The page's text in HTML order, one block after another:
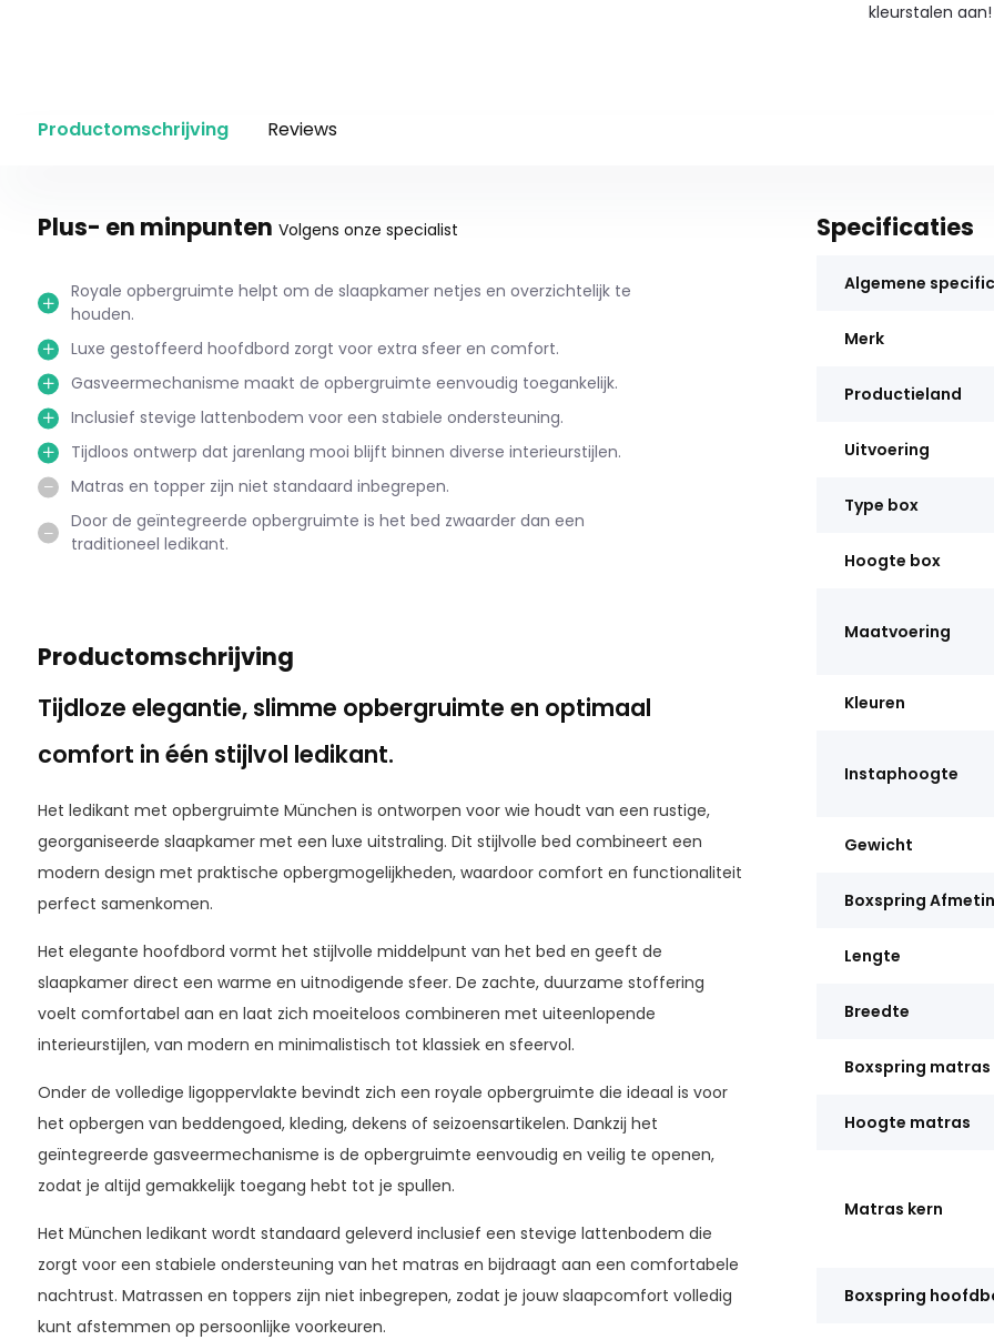
kleurstalen aan!
Productomschrijving Reviews
Plus- en minpunten Volgens onze specialist
Royale opbergruimte helpt om de slaapkamer netjes en overzichtelijk te
houden.
Luxe gestoffeerd hoofdbord zorgt voor extra sfeer en comfort.
Gasveermechanisme maakt de opbergruimte eenvoudig toegankelijk.
Inclusief stevige lattenbodem voor een stabiele ondersteuning.
Tijdloos ontwerp dat jarenlang mooi blijft binnen diverse interieurstijlen.
Matras en topper zijn niet standaard inbegrepen.
Door de geïntegreerde opbergruimte is het bed zwaarder dan een
traditioneel ledikant.
Productomschrijving
Tijdloze elegantie, slimme opbergruimte en optimaal
comfort in één stijlvol ledikant.
Het ledikant met opbergruimte München is ontworpen voor wie houdt van een rustige,
georganiseerde slaapkamer met een luxe uitstraling. Dit stijlvolle bed combineert een
modern design met praktische opbergmogelijkheden, waardoor comfort en functionaliteit
perfect samenkomen.
Het elegante hoofdbord vormt het stijlvolle middelpunt van het bed en geeft de
slaapkamer direct een warme en uitnodigende sfeer. De zachte, duurzame stoffering
voelt comfortabel aan en laat zich moeiteloos combineren met uiteenlopende
interieurstijlen, van modern en minimalistisch tot klassiek en sfeervol.
Onder de volledige ligoppervlakte bevindt zich een royale opbergruimte die ideaal is voor
het opbergen van beddengoed, kleding, dekens of seizoensartikelen. Dankzij het
geïntegreerde gasveermechanisme is de opbergruimte eenvoudig en veilig te openen,
zodat je altijd gemakkelijk toegang hebt tot je spullen.
Het München ledikant wordt standaard geleverd inclusief een stevige lattenbodem die
zorgt voor een stabiele ondersteuning van het matras en bijdraagt aan een comfortabele
nachtrust. Matrassen en toppers zijn niet inbegrepen, zodat je jouw slaapcomfort volledig
kunt afstemmen op persoonlijke voorkeuren.
Specificaties
Algemene
Merk
Productieland
Uitvoering
Type box
Hoogte box
Maatvoering
Kleuren
Instaphoogte
Gewicht
Boxspring
Lengte
Breedte
Boxspring matras
Hoogte matras
Matras kern
Boxspring